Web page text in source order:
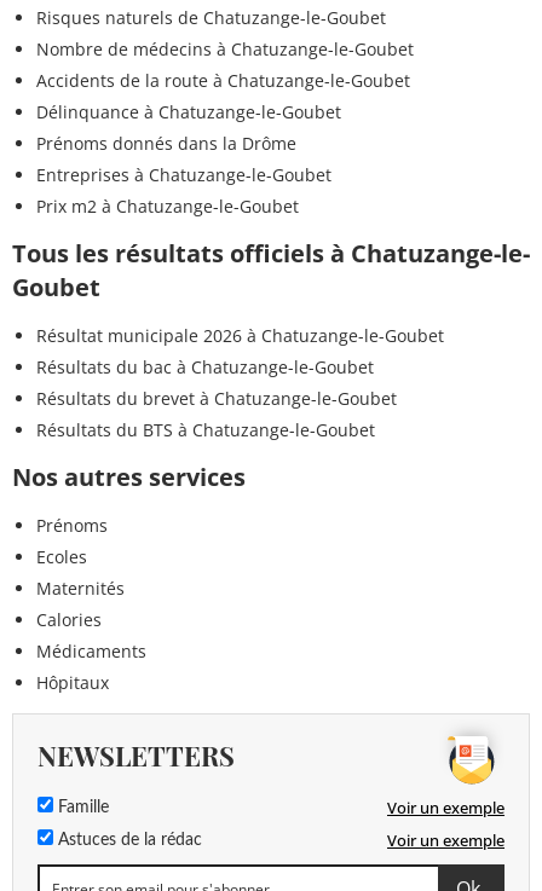
Risques naturels de Chatuzange-le-Goubet
Nombre de médecins à Chatuzange-le-Goubet
Accidents de la route à Chatuzange-le-Goubet
Délinquance à Chatuzange-le-Goubet
Prénoms donnés dans la Drôme
Entreprises à Chatuzange-le-Goubet
Prix m2 à Chatuzange-le-Goubet
Tous les résultats officiels à Chatuzange-le-
Goubet
Résultat municipale 2026 à Chatuzange-le-Goubet
Résultats du bac à Chatuzange-le-Goubet
Résultats du brevet à Chatuzange-le-Goubet
Résultats du BTS à Chatuzange-le-Goubet
Nos autres services
Prénoms
Ecoles
Maternités
Calories
Médicaments
Hôpitaux
NEWSLETTERS
Famille Voir un exemple
Astuces de la rédac Voir un exemple